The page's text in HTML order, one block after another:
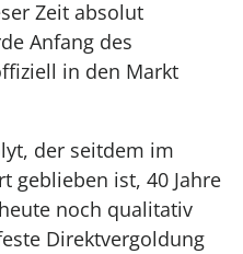
Zeit absolut
Anfang des
in den Markt
der seitdem im
geblieben ist, 40 Jahre
noch qualitativ
Direktvergoldung